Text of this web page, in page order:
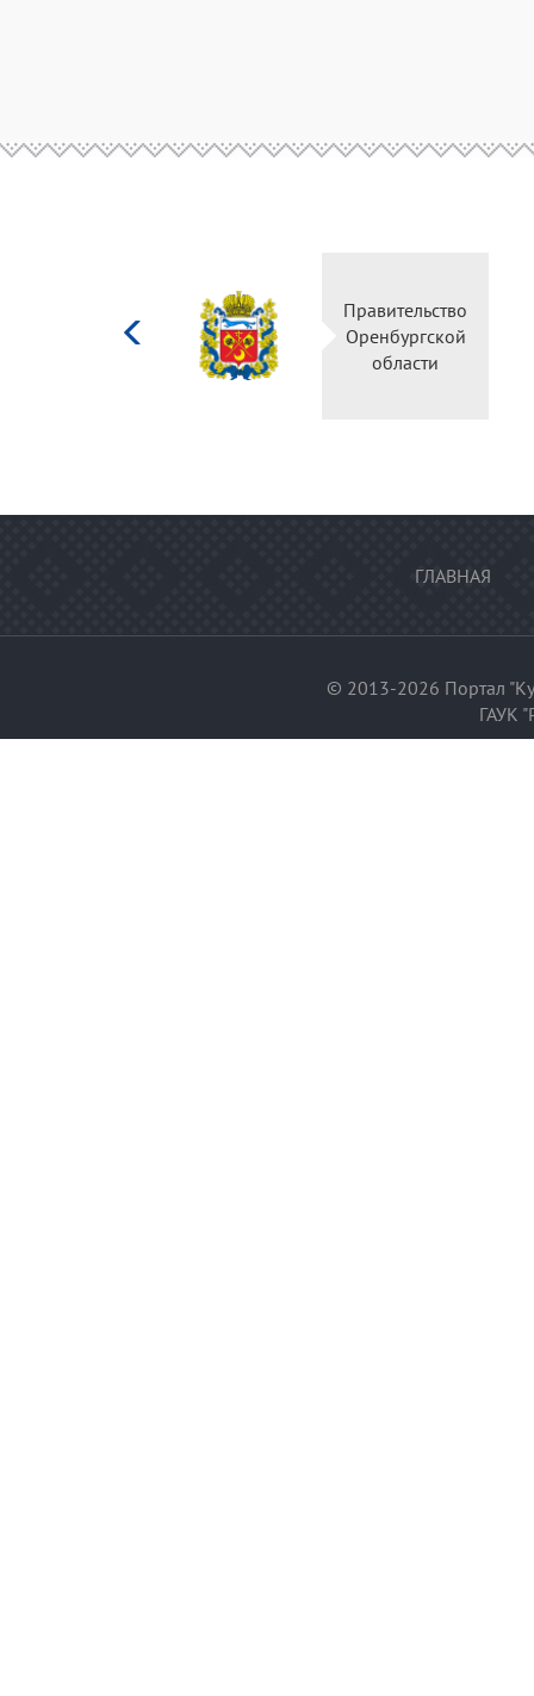
Правительство
Оренбургской
области
ГЛАВНАЯ
© 2013-2026 Портал
ГАУК